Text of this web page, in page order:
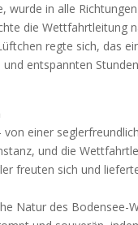
in alle
die Wettfahrtleitung
regte sich, das
entspannten
einer
und die
freuten sich und
Natur des Bodensee-